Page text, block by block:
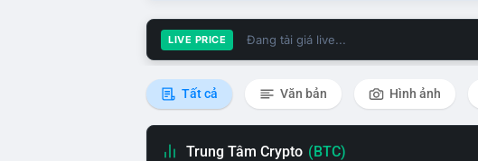
LIVE PRICE Đang tải giá live...
Tất cả Văn bản Hình ảnh
Trung Tâm Crypto (BTC)